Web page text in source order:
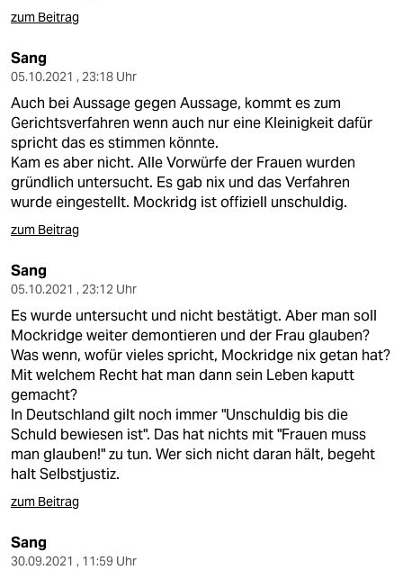
zum Beitrag
Sang
05.10.2021 , 23:18 Uhr
Auch bei Aussage gegen Aussage, kommt es zum
Gerichtsverfahren wenn auch nur eine Kleinigkeit dafür
spricht das es stimmen könnte.
Kam es aber nicht. Alle Vorwürfe der Frauen wurden
gründlich untersucht. Es gab nix und das Verfahren
wurde eingestellt. Mockridg ist offiziell unschuldig.
zum Beitrag
Sang
05.10.2021 , 23:12 Uhr
Es wurde untersucht und nicht bestätigt. Aber man soll
Mockridge weiter demontieren und der Frau glauben?
Was wenn, wofür vieles spricht, Mockridge nix getan hat?
Mit welchem Recht hat man dann sein Leben kaputt
gemacht?
In Deutschland gilt noch immer "Unschuldig bis die
Schuld bewiesen ist". Das hat nichts mit "Frauen muss
man glauben!" zu tun. Wer sich nicht daran hält, begeht
halt Selbstjustiz.
zum Beitrag
Sang
30.09.2021 , 11:59 Uhr